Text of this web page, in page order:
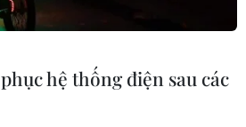
hệ thống ngân hàng đã triển
các kênh thông tin trực
nhận và giải quyết kịp thời
người dân và doanh nghiệp.
thiết nào của doanh nghiệp
hệ thống điện sau các